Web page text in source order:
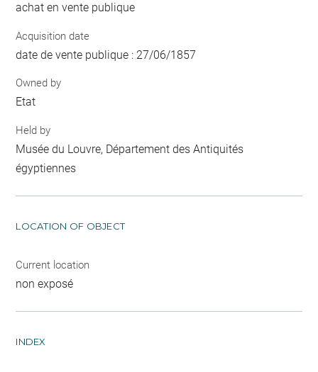
achat en vente publique
Acquisition date
date de vente publique : 27/06/1857
Owned by
Etat
Held by
Musée du Louvre, Département des Antiquités
égyptiennes
LOCATION OF OBJECT
Current location
non exposé
INDEX